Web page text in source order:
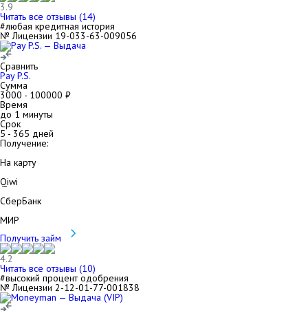
3.9
Читать все отзывы (14)
#любая кредитная история
№ Лицензии 19-033-63-009056
Сравнить
Pay P.S.
Сумма
3000 - 100000 ₽
Время
до 1 минуты
Срок
5- 365 дней
Получение:
На карту
Qiwi
СберБанк
МИР
Получить займ
4.2
Читать все отзывы (10)
#высокий процент одобрения
№ Лицензии 2-12-01-77-001838